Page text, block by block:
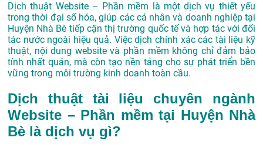
Dịch thuật Website – Phần mềm là một dịch vụ thiết yếu
trong thời đại số hóa, giúp các cá nhân và doanh nghiệp tại
Huyện Nhà Bè tiếp cận thị trường quốc tế và hợp tác với đối
tác nước ngoài hiệu quả. Việc dịch chính xác các tài liệu kỹ
thuật, nội dung website và phần mềm không chỉ đảm bảo
tính nhất quán, mà còn tạo nền tảng cho sự phát triển bền
vững trong môi trường kinh doanh toàn cầu.
Dịch thuật tài liệu chuyên ngành
Website – Phần mềm tại Huyện Nhà
Bè là dịch vụ gì?